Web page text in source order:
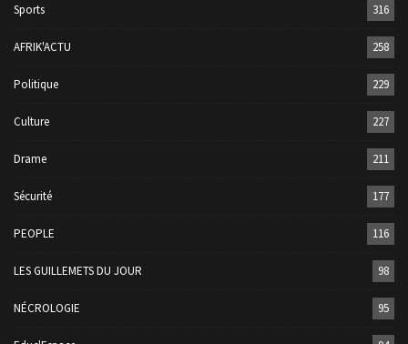
Sports 316
AFRIK'ACTU 258
Politique 229
Culture 227
Drame 211
Sécurité 177
PEOPLE 116
LES GUILLEMETS DU JOUR 98
NÉCROLOGIE 95